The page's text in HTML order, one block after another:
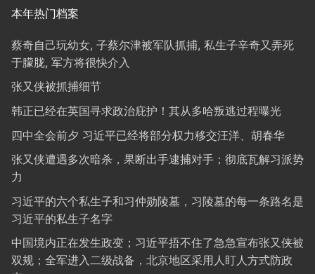
本年热门档案
蔡奇自己玩幼女, 子蔡尔津被军队抓捕, 私生子辛奇又弄死
于朦胧, 军方将很快介入
张又侠被抓捕细节
韩正已经在英国寻求政治庇护！其从多哈叛逃过程曝光
四中全会前夕 习近平已经将部分权力移交汪洋、胡春华
张又侠遭遇多次暗杀，果断出手逮捕对手；彻底瓦解习派势
力
习近平的六个私生子和习仲勋陵墓，习陵墓的每一条路名是
习近平的私生子名字
中国境内正在发生政变；习近平捂不住了急急宣布张又侠被
双规；全军进入二级战备，北京地区采用人盯人方式防政